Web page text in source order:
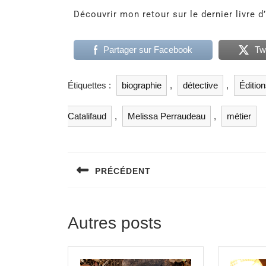
Découvrir mon retour sur le dernier livre d’
Partager sur Facebook
Étiquettes : biographie , détective ,
Catalifaud , Melissa Perraudeau , métier
PRÉCÉDENT
Autres posts